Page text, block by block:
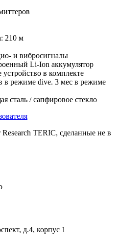
210 м
и вибросигналы
Li-Ion аккумулятор
устройство в комплекте
в режиме dive. 3 мес в режиме
сталь / сапфировое стекло
TERIC, сделанные не в
д.4, корпус 1